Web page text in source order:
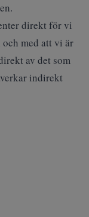
direkt för vi
med att vi är
av det som
indirekt